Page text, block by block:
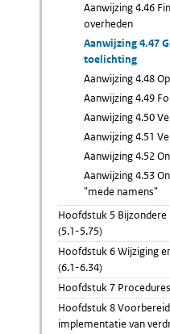
Aanwijzing 4.46
overheden
Aanwijzing 4.47
toelichting
Aanwijzing 4.48
Aanwijzing 4.49
Aanwijzing 4.50
Aanwijzing 4.51
Aanwijzing 4.52
Aanwijzing 4.53
"mede namens"
Hoofdstuk 5 Bijzondere
(5.1-5.75)
Hoofdstuk 6 Wijziging
(6.1-6.34)
Hoofdstuk 7
Hoofdstuk 8
implementatie van